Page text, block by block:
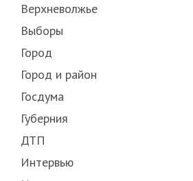
Верхневолжье
Выборы
Город
Город и район
Госдума
Губерния
ДТП
Интервью